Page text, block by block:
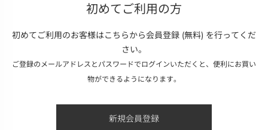
初めてご利用の方
初めてご利用のお客様はこちらから会員登録 (無料) を行ってくだ
さい。
ご登録のメールアドレスとパスワードでログインいただくと、便利にお買い
物ができるようになります。